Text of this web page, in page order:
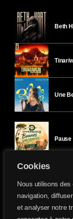
Cookies
Nous utilisons
navigation,
et analyser notre
Beth
Une
Ici